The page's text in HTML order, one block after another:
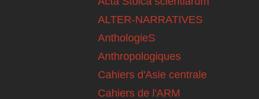
ALTER-NARRATIVES
AnthologieS
Anthropologiques
Cahiers d'Asie centrale
Cahiers de l'ARM